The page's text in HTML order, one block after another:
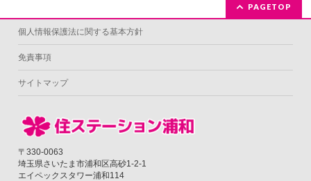
PAGETOP
個人情報保護法に関する基本方針
免責事項
サイトマップ
〒330-0063
埼玉県さいたま市浦和区高砂1-2-1
エイペックスタワー浦和114